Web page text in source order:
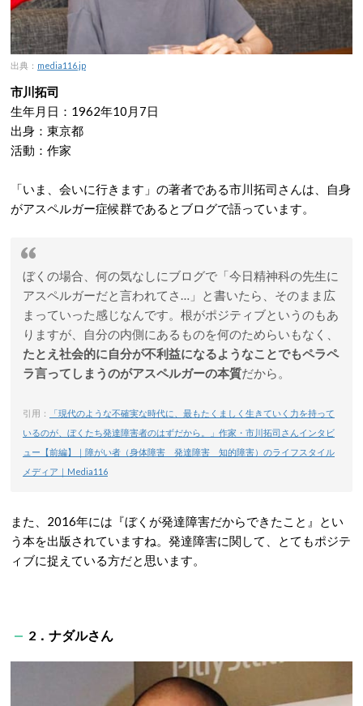
出典： media116.jp
市川拓司
生年月日：1962年10月7日
出身：東京都
活動：作家
「いま、会いに行きます」の著者である市川拓司さんは、自身
がアスペルガー症候群であるとブログで語っています。
ぼくの場合、何の気なしにブログで「今日精神科の先生に
アスペルガーだと言われてさ…」と書いたら、そのまま広
まっていった感じなんです。根がポジティブというのもあ
りますが、自分の内側にあるものを何のためらいもなく、
たとえ社会的に自分が不利益になるようなことでもペラペ
ラ言ってしまうのがアスペルガーの本質だから。
引用：
「現代のような不確実な時代に、最もたくましく生きていく力を持って
いるのが、ぼくたち発達障害者のはずだから。」作家・市川拓司さんインタビ
ュー【前編】｜障がい者（身体障害 発達障害 知的障害）のライフスタイル
メディア｜Media116
また、2016年には『ぼくが発達障害だからできたこと』とい
う本を出版されていますね。発達障害に関して、とてもポジテ
ィブに捉えている方だと思います。
2．ナダルさん